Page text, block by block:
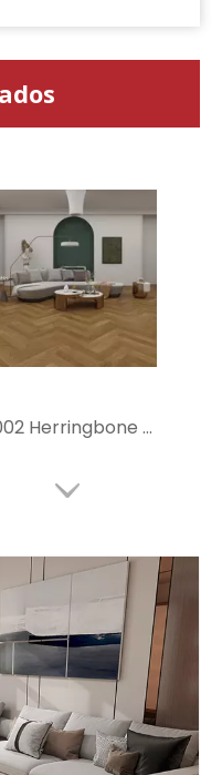
H002 Herringbone PVC Flooring
SPC Stair Flush